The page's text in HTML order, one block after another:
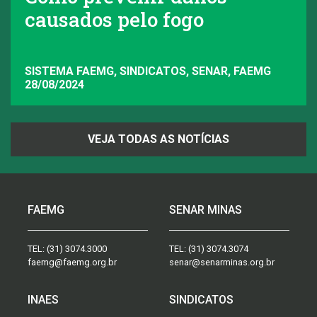
causados pelo fogo
SISTEMA FAEMG, SINDICATOS, SENAR, FAEMG
28/08/2024
VEJA TODAS AS NOTÍCIAS
FAEMG
TEL: (31) 3074.3000
faemg@faemg.org.br
SENAR MINAS
TEL: (31) 3074.3074
senar@senarminas.org.br
INAES SINDICATOS